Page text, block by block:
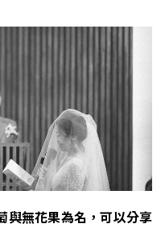
無花果為名，可以分享